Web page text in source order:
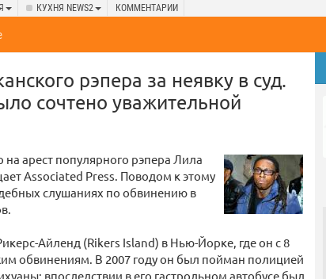
КУХНЯ NEWS2 КОММЕНТАРИИ
рэпера за неявку в суд.
сочтено уважительной
арест популярного рэпера Лила
Associated Press. Поводом к этому
слушаниях по обвинению в
Айленд (Rikers Island) в Нью-Йорке, где он с 8
обвинениям. В 2007 году он был пойман полицией
впоследствии в его гастрольном автобусе был